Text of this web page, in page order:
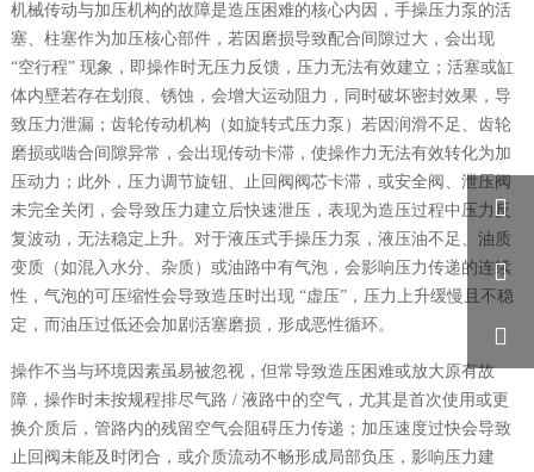
机械传动与加压机构的故障是造压困难的核心内因，手操压力泵的活
塞、柱塞作为加压核心部件，若因磨损导致配合间隙过大，会出现
“空行程” 现象，即操作时无压力反馈，压力无法有效建立；活塞或缸
体内壁若存在划痕、锈蚀，会增大运动阻力，同时破坏密封效果，导
致压力泄漏；齿轮传动机构（如旋转式压力泵）若因润滑不足、齿轮
磨损或啮合间隙异常，会出现传动卡滞，使操作力无法有效转化为加
压动力；此外，压力调节旋钮、止回阀阀芯卡滞，或安全阀、泄压阀
未完全关闭，会导致压力建立后快速泄压，表现为造压过程中压力反
复波动，无法稳定上升。对于液压式手操压力泵，液压油不足、油质
变质（如混入水分、杂质）或油路中有气泡，会影响压力传递的连续
性，气泡的可压缩性会导致造压时出现 “虚压”，压力上升缓慢且不稳
定，而油压过低还会加剧活塞磨损，形成恶性循环。
操作不当与环境因素虽易被忽视，但常导致造压困难或放大原有故
障，操作时未按规程排尽气路 / 液路中的空气，尤其是首次使用或更
换介质后，管路内的残留空气会阻碍压力传递；加压速度过快会导致
止回阀未能及时闭合，或介质流动不畅形成局部负压，影响压力建


